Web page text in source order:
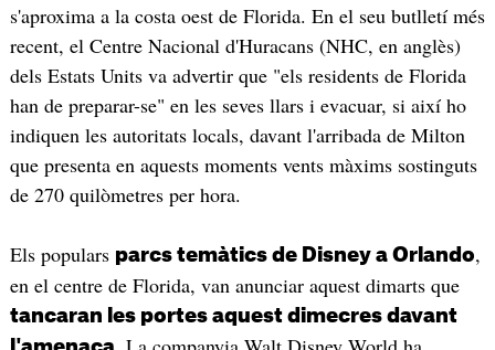
s'aproxima a la costa oest de Florida. En el seu butlletí més
recent, el Centre Nacional d'Huracans (NHC, en anglès)
dels Estats Units va advertir que "els residents de Florida
han de preparar-se" en les seves llars i evacuar, si així ho
indiquen les autoritats locals, davant l'arribada de Milton
que presenta en aquests moments vents màxims sostinguts
de 270 quilòmetres per hora.
Els populars parcs temàtics de Disney a Orlando,
en el centre de Florida, van anunciar aquest dimarts que
tancaran les portes aquest dimecres davant